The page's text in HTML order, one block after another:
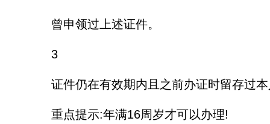
曾申领过上述证件。
3
证件仍在有效期内且之前办证时留存过本
重点提示:年满16周岁才可以办理!